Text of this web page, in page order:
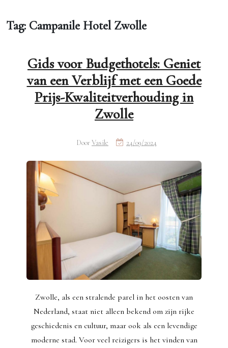
Tag: Campanile Hotel Zwolle
Gids voor Budgethotels: Geniet
van een Verblijf met een Goede
Prijs-Kwaliteitverhouding in
Zwolle
DoorVasile 24/09/2024
Zwolle, als een stralende parel in het oosten van
Nederland, staat niet alleen bekend om zijn rijke
geschiedenis en cultuur, maar ook als een levendige
moderne stad. Voor veel reizigers is het vinden van